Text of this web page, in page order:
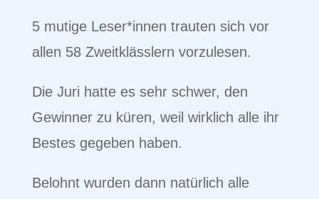
5 mutige Leser*innen trauten sich vor
allen 58 Zweitklässlern vorzulesen.
Die Juri hatte es sehr schwer, den
Gewinner zu küren, weil wirklich alle ihr
Bestes gegeben haben.
Belohnt wurden dann natürlich alle